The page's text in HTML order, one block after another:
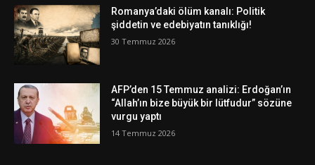
Romanya’daki ölüm kanalı: Politik
şiddetin ve edebiyatın tanıklığı!
30 Temmuz 2026
AFP’den 15 Temmuz analizi: Erdoğan’ın
“Allah’ın bize büyük bir lütfudur” sözüne
vurgu yaptı
14 Temmuz 2026